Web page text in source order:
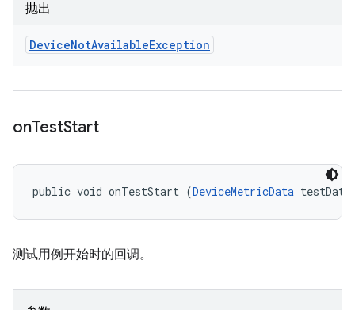
抛出
DeviceNotAvailableException
onTestStart
public void onTestStart (DeviceMetricData
测试用例开始时的回调。